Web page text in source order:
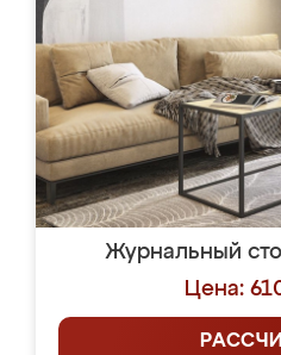
Журнальный
Цена: